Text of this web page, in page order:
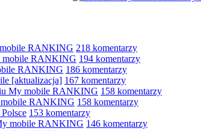
RANKING 218 komentarzy
mobile RANKING 194 komentarzy
RANKING 186 komentarzy
[aktualizacja] 167 komentarzy
My mobile RANKING 158 komentarzy
RANKING 158 komentarzy
153 komentarzy
mobile RANKING 146 komentarzy